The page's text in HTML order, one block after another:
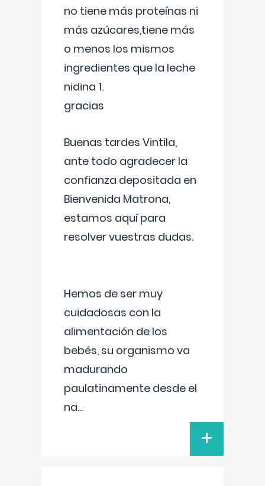
no tiene más proteínas ni
más azúcares,tiene más
o menos los mismos
ingredientes que la leche
nidina 1.
gracias
Buenas tardes Vintila,
ante todo agradecer la
confianza depositada en
Bienvenida Matrona,
estamos aquí para
resolver vuestras dudas.
Hemos de ser muy
cuidadosas con la
alimentación de los
bebés, su organismo va
madurando
paulatinamente desde el
na...
+